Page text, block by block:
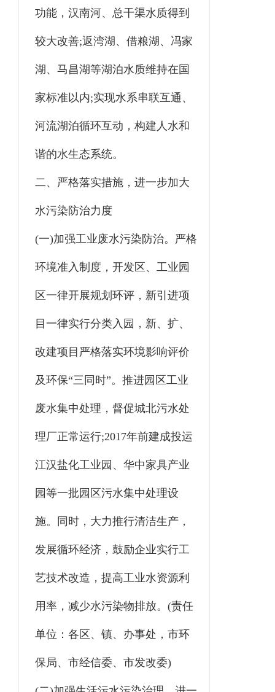
功能，汉南河、总干渠水质得到
较大改善;返湾湖、借粮湖、冯家
湖、马昌湖等湖泊水质维持在国
家标准以内;实现水系串联互通、
河流湖泊循环互动，构建人水和
谐的水生态系统。
二、严格落实措施，进一步加大
水污染防治力度
(一)加强工业废水污染防治。严格
环境准入制度，开发区、工业园
区一律开展规划环评，新引进项
目一律实行分类入园，新、扩、
改建项目严格落实环境影响评价
及环保“三同时”。推进园区工业
废水集中处理，督促城北污水处
理厂正常运行;2017年前建成投运
江汉盐化工业园、华中家具产业
园等一批园区污水集中处理设
施。同时，大力推行清洁生产，
发展循环经济，鼓励企业实行工
艺技术改造，提高工业水资源利
用率，减少水污染物排放。(责任
单位：各区、镇、办事处，市环
保局、市经信委、市发改委)